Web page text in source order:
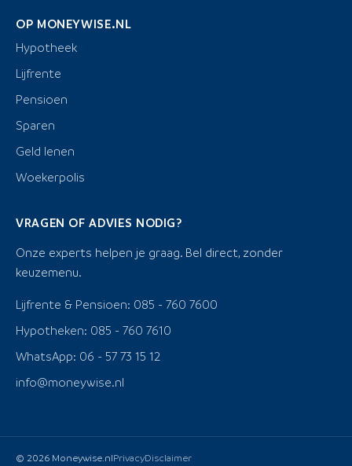
OP MONEYWISE.NL
Hypotheek
Lijfrente
Pensioen
Sparen
Geld lenen
Woekerpolis
VRAGEN OF ADVIES NODIG?
Onze experts helpen je graag. Bel direct, zonder
keuzemenu.
Lijfrente & Pensioen: 085 - 760 7600
Hypotheken: 085 - 760 7610
WhatsApp: 06 - 57 73 15 12
info@moneywise.nl
© 2026 Moneywise.nlPrivacyDisclaimer